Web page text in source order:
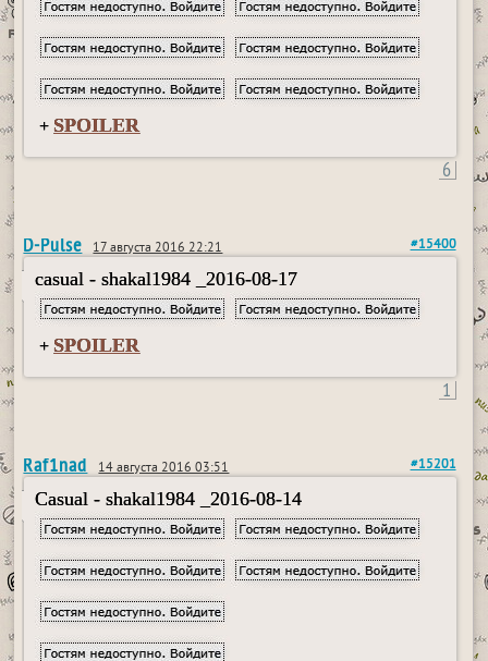
+ SPOILER
6
D-Pulse 17 августа 2016 22:21 #15400
casual - shakal1984 _2016-08-17
+ SPOILER
1
Raf1nad 14 августа 2016 03:51 #15201
Casual - shakal1984 _2016-08-14